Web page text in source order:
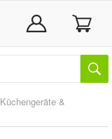
Küchengeräte &